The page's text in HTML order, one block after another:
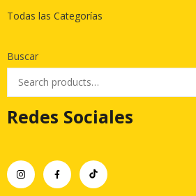
Todas las Categorías
Buscar
Redes Sociales